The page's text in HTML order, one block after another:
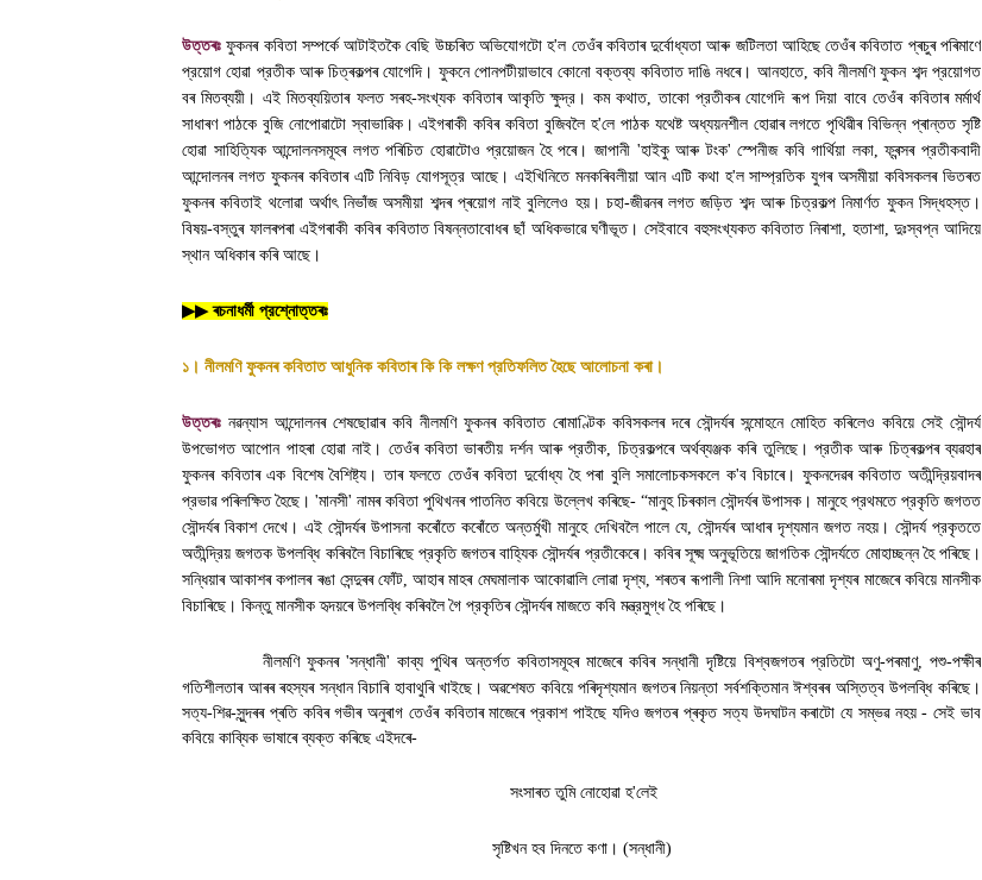
উত্তৰঃ ফুকনৰ কবিতা সম্পর্কে আটাইতকৈ বেছি উচ্চৰিত অভিযোগটো হ'ল তেওঁৰ কবিতাৰ দুর্বোধ্যতা আৰু জটিলতা আহিছে তেওঁৰ কবিতাত প্ৰচুৰ পৰিমাণে
প্রয়োগ হোৱা প্রতীক আৰু চিত্ৰকল্পৰ যোগেদি। ফুকনে পোনপটীয়াভাবে কোনো বক্তব্য কবিতাত দাঙি নধৰে। আনহাতে, কবি নীলমণি ফুকন শব্দ প্রয়োগত
বৰ মিতব্যয়ী। এই মিতব্যয়িতাৰ ফলত সৰহ-সংখ্যক কবিতাৰ আকৃতি ক্ষুদ্র। কম কথাত,তাকো প্রতীকৰ যোগেদি ৰূপ দিয়া বাবে তেওঁৰ কবিতাৰ মৰ্মাৰ্থ
সাধাৰণ পাঠকে বুজি নোপোৱাটো স্বাভাৱিক। এইগৰাকী কবিৰ কবিতা বুজিবলৈ হ'লে পাঠক যথেষ্ট অধ্যয়নশীল হোৱাৰ লগতে পৃথিৱীৰ বিভিন্ন প্ৰান্তত সৃষ্টি
হোৱা সাহিত্যিক আন্দোলনসমূহৰ লগত পৰিচিত হোৱাটোও প্রয়োজন হৈ পৰে। জাপানী 'হাইকু আৰু টংক'স্পেনীজ কবি গার্থিয়া লকা,ফ্ৰন্সৰ প্রতীকবাদী
আন্দোলনৰ লগত ফুকনৰ কবিতাৰ এটি নিবিড় যোগসূত্র আছে। এইখিনিতে মনকৰিবলীয়া আন এটি কথা হ'ল সাম্প্রতিক যুগৰ অসমীয়া কবিসকলৰ ভিতৰত
ফুকনৰ কবিতাই থলোৱা অৰ্থাৎ নিভাঁজ অসমীয়া শব্দৰ প্ৰয়োগ নাই বুলিলেও হয়। চহা-জীৱনৰ লগত জড়িত শব্দ আৰু চিত্রকল্প নিমার্ণত ফুকন সিদ্ধহস্ত।
বিষয়-বস্তুৰ ফালৰপৰা এইগৰাকী কবিৰ কবিতাত বিষন্নতাবোধৰ ছাঁ অধিকভাৱে ঘণীভূত। সেইবাবে বহুসংখ্যকত কবিতাত নিৰাশা, হতাশা,দুঃস্বপ্ন আদিয়ে
স্থান অধিকাৰ কৰি আছে ।
▶▶ৰচনাধর্মী প্রশ্নোত্তৰঃ
১। নীলমণি ফুকনৰ কবিতাত আধুনিক কবিতাৰ কি কি লক্ষণ প্রতিফলিত হৈছে আলোচনা কৰা।
উত্তৰঃ নৱন্যাস আন্দোলনৰ শেষছোৱাৰ কবি নীলমণি ফুকনৰ কবিতাত ৰোমাণ্টিক কবিসকলৰ দৰে সৌন্দৰ্যৰ সন্মোহনে মোহিত কৰিলেও কবিয়ে সেই সৌন্দর্য
উপভোগত আপোন পাহৰা হোৱা নাই। তেওঁৰ কবিতা ভাৰতীয় দৰ্শন আৰু প্রতীক, চিত্রকল্পৰে অৰ্থব্যঞ্জক কৰি তুলিছে। প্রতীক আৰু চিত্ৰকল্পৰ ব্যৱহাৰ
ফুকনৰ কবিতাৰ এক বিশেষ বৈশিষ্ট্য। তাৰ ফলতে তেওঁৰ কবিতা দুর্বোধ্য হৈ পৰা বুলি সমালোচকসকলে ক'ব বিচাৰে। ফুকনদেৱৰ কবিতাত অতীন্দ্রিয়বাদৰ
প্রভাৱ পৰিলক্ষিত হৈছে।'মানসী'নামৰ কবিতা পুথিখনৰ পাতনিত কবিয়ে উল্লেখ কৰিছে- “মানুহ চিৰকাল সৌন্দৰ্যৰ উপাসক। মানুহে প্রথমতে প্রকৃতি জগতত
সৌন্দৰ্যৰ বিকাশ দেখে। এই সৌন্দৰ্যৰ উপাসনা কৰোঁতে কৰোঁতে অন্তর্মুখী মানুহে দেখিবলৈ পালে যে, সৌন্দৰ্যৰ আধাৰ দৃশ্যমান জগত নহয়। সৌন্দর্য প্রকৃততে
অতীন্দ্রিয় জগতক উপলব্ধি কৰিবলৈ বিচাৰিছে প্রকৃতি জগতৰ বাহ্যিক সৌন্দৰ্যৰ প্রতীকেৰে। কবিৰ সূক্ষ্ম অনুভূতিয়ে জাগতিক সৌন্দর্যতে মোহাচ্ছন্ন হৈ পৰিছে।
সন্ধিয়াৰ আকাশৰ কপালৰ ৰঙা সেন্দুৰৰ ফোঁট,আহাৰ মাহৰ মেঘমালাক আকোৱালি লোৱা দৃশ্য,শৰতৰ ৰূপালী নিশা আদি মনোৰমা দৃশ্যৰ মাজেৰে কবিয়ে মানসীক
বিচাৰিছে। কিন্তু মানসীক হৃদয়ৰে উপলব্ধি কৰিবলৈ গৈ প্রকৃতিৰ সৌন্দৰ্যৰ মাজতে কবি মন্ত্রমুগ্ধ হৈ পৰিছে ।
নীলমণি ফুকনৰ'সন্ধানী'কাব্য পুথিৰ অন্তৰ্গত কবিতাসমূহৰ মাজেৰে কবিৰ সন্ধানী দৃষ্টিয়ে বিশ্বজগতৰ প্রতিটো অণু-পৰমাণু,পশু-পক্ষীৰ
গতিশীলতাৰ আৰৰ ৰহস্যৰ সন্ধান বিচাৰি হাবাথুৰি খাইছে। অৱশেষত কবিয়ে পৰিদৃশ্যমান জগতৰ নিয়ন্তা সর্বশক্তিমান ঈশ্বৰৰ অস্তিত্ব উপলব্ধি কৰিছে।
সত্য-শিৱ-সুন্দৰৰ প্ৰতি কবিৰ গভীৰ অনুৰাগ তেওঁৰ কবিতাৰ মাজেৰে প্রকাশ পাইছে যদিও জগতৰ প্ৰকৃত সত্য উদঘাটন কৰাটো যে সম্ভৱ নহয় - সেই ভাব
কবিয়ে কাব্যিক ভাষাৰে ব্যক্ত কৰিছে এইদৰে-
সংসাৰত তুমি নোহোৱা হ'লেই
সৃষ্টিখন হব দিনতে কণা। (সন্ধানী)